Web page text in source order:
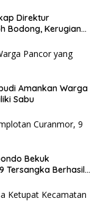
Direktur
Bodong, Kerugian
Amankan Warga
Sabu
Bekuk
Tersangka Berhasil